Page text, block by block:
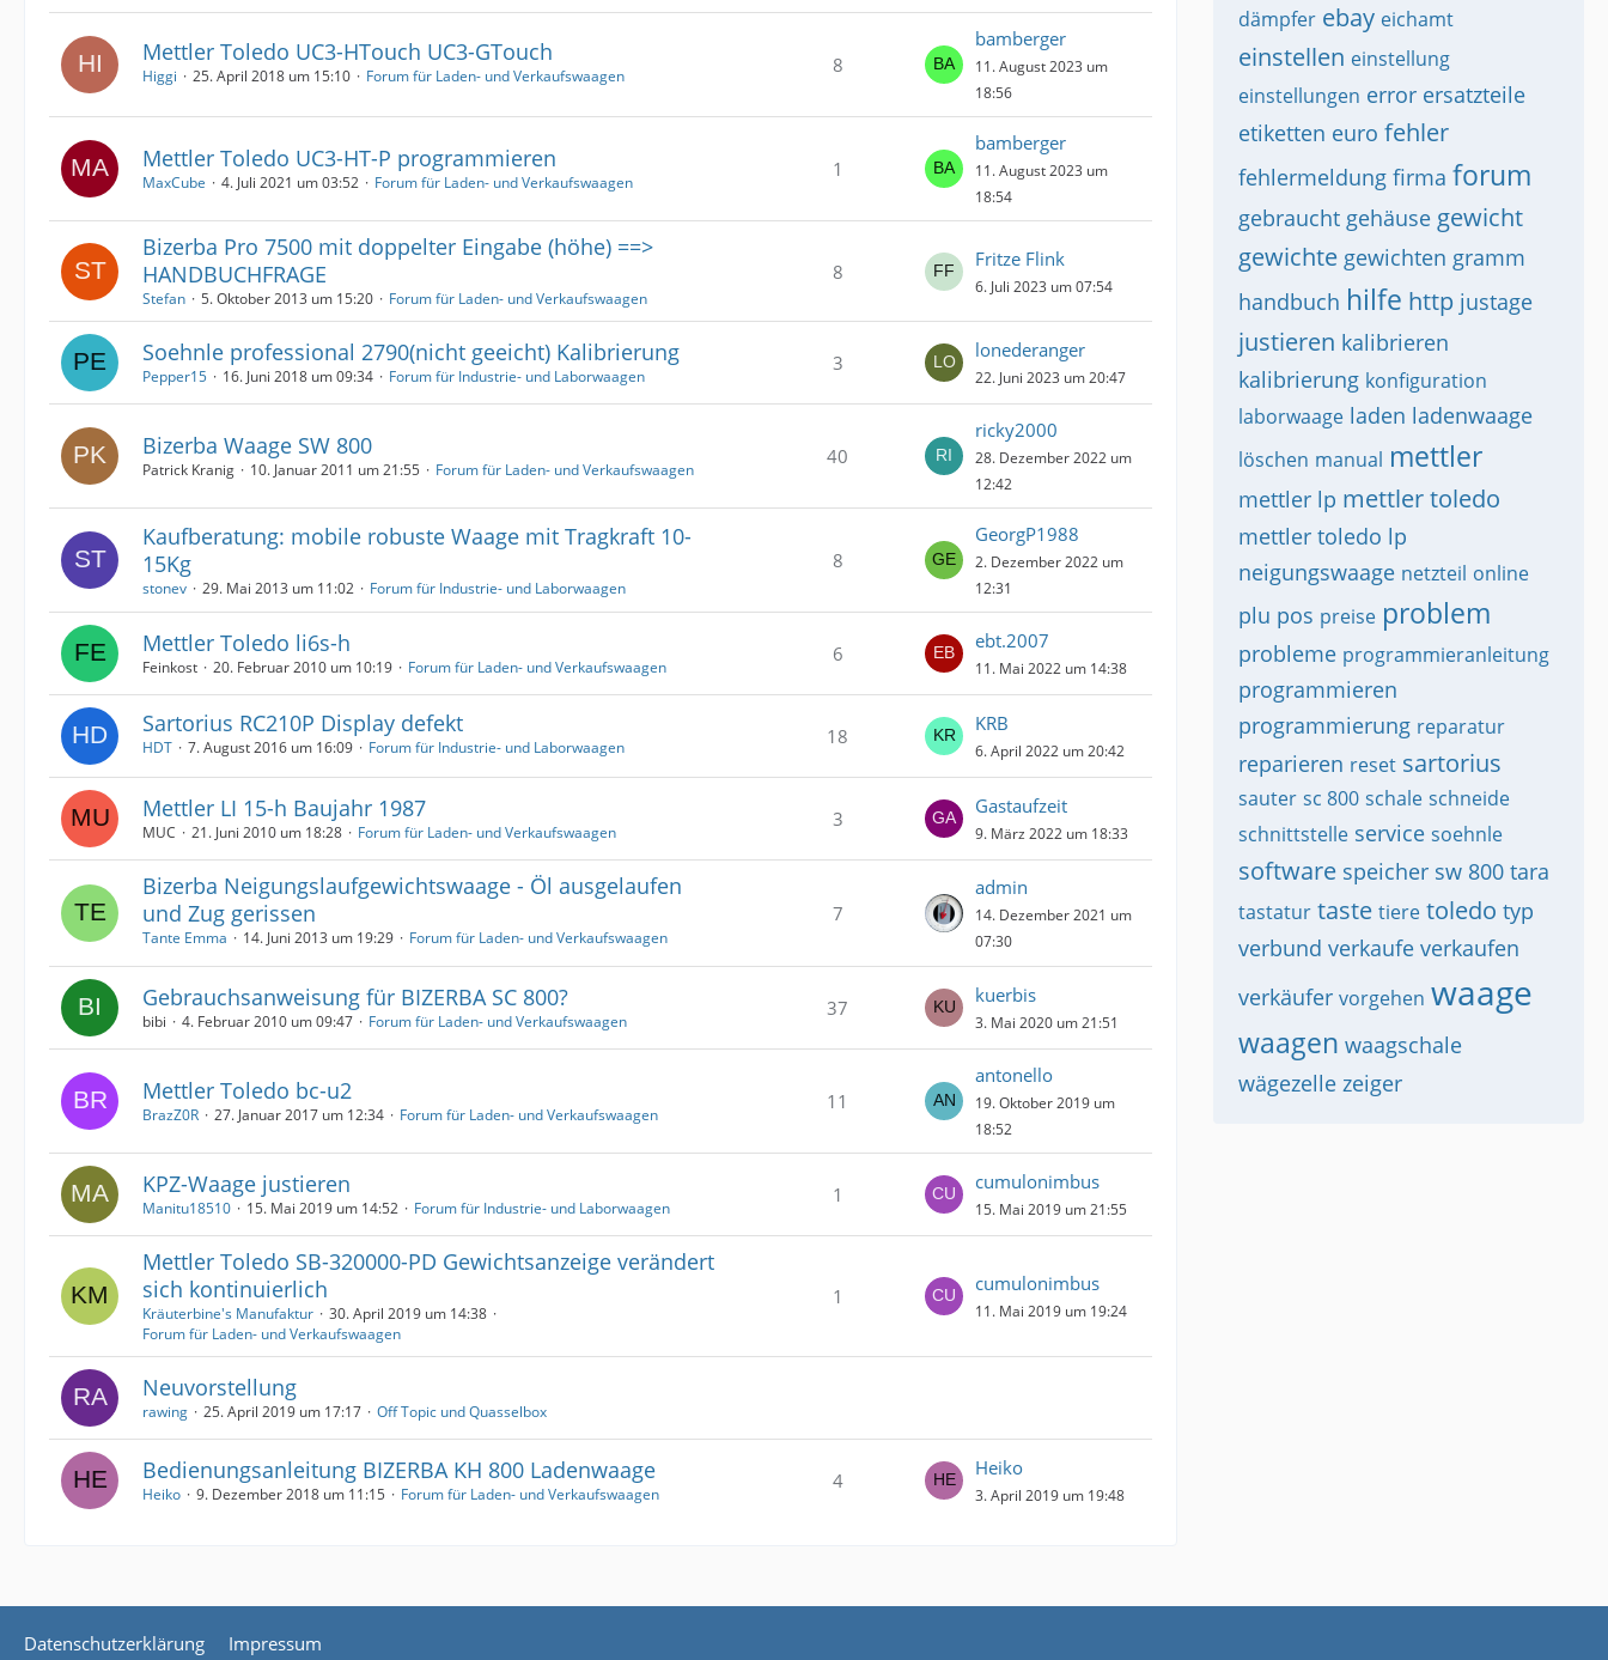
Mettler Toledo UC3-HTouch UC3-GTouch
Higgi 25. April 2018 um 15:10 Forum für Laden- und Verkaufswaagen 8
bamberger
11. August 2023 um
18:56
Mettler Toledo UC3-HT-P programmieren
MaxCube 4. Juli 2021 um 03:52 Forum für Laden- und Verkaufswaagen
1
bamberger
11. August 2023 um
18:54
Bizerba Pro 7500 mit doppelter Eingabe (höhe) ==>
HANDBUCHFRAGE
Stefan 5. Oktober 2013 um 15:20 Forum für Laden- und Verkaufswaagen
8
Fritze Flink
6. Juli 2023 um 07:54
Soehnle professional 2790(nicht geeicht) Kalibrierung
Pepper15 16. Juni 2018 um 09:34 Forum für Industrie- und Laborwaagen
3
lonederanger
22. Juni 2023 um 20:47
Bizerba Waage SW 800
Patrick Kranig 10. Januar 2011 um 21:55 Forum für Laden- und Verkaufswaagen
40
ricky2000
28. Dezember 2022 um
12:42
Kaufberatung: mobile robuste Waage mit Tragkraft 10-
15Kg
stonev 29. Mai 2013 um 11:02 Forum für Industrie- und Laborwaagen
8
GeorgP1988
2. Dezember 2022 um
12:31
Mettler Toledo li6s-h
Feinkost 20. Februar 2010 um 10:19 Forum für Laden- und Verkaufswaagen
6
ebt.2007
11. Mai 2022 um 14:38
Sartorius RC210P Display defekt
HDT 7. August 2016 um 16:09 Forum für Industrie- und Laborwaagen 18
KRB
6. April 2022 um 20:42
Mettler LI 15-h Baujahr 1987
MUC 21. Juni 2010 um 18:28 Forum für Laden- und Verkaufswaagen
3
Gastaufzeit
9. März 2022 um 18:33
Bizerba Neigungslaufgewichtswaage - Öl ausgelaufen
und Zug gerissen
Tante Emma 14. Juni 2013 um 19:29 Forum für Laden- und Verkaufswaagen
7
admin
14. Dezember 2021 um
07:30
Gebrauchsanweisung für BIZERBA SC 800?
bibi 4. Februar 2010 um 09:47 Forum für Laden- und Verkaufswaagen
37
kuerbis
3. Mai 2020 um 21:51
Mettler Toledo bc-u2
BrazZ0R 27. Januar 2017 um 12:34 Forum für Laden- und Verkaufswaagen
11
antonello
19. Oktober 2019 um
18:52
KPZ-Waage justieren
Manitu18510 15. Mai 2019 um 14:52 Forum für Industrie- und Laborwaagen
1
cumulonimbus
15. Mai 2019 um 21:55
Mettler Toledo SB-320000-PD Gewichtsanzeige verändert
sich kontinuierlich
Kräuterbine's Manufaktur
30. April 2019 um 14:38
Forum für Laden- und Verkaufswaagen
1
cumulonimbus
11. Mai 2019 um 19:24
Neuvorstellung
rawing 25. April 2019 um 17:17 Off Topic und Quasselbox
Bedienungsanleitung BIZERBA KH 800 Ladenwaage
Heiko 9. Dezember 2018 um 11:15 Forum für Laden- und Verkaufswaagen
4
Heiko
3. April 2019 um 19:48
dämpfer ebay eichamt
einstellen einstellung
einstellungen error ersatzteile
etiketten euro fehler
fehlermeldung firma forum
gebraucht gehäuse gewicht
gewichte gewichten gramm
handbuch hilfe http justage
justieren kalibrieren
kalibrierung konfiguration
laborwaage laden ladenwaage
löschen manual mettler
mettler lp mettler toledo
mettler toledo lp
neigungswaage netzteil online
plu pos preise problem
probleme programmieranleitung
programmieren
programmierung reparatur
reparieren reset sartorius
sauter sc 800 schale schneide
schnittstelle service soehnle
software speicher sw 800 tara
tastatur taste tiere toledo typ
verbund verkaufe verkaufen
verkäufer vorgehen waage
waagen waagschale
wägezelle zeiger
Datenschutzerklärung Impressum